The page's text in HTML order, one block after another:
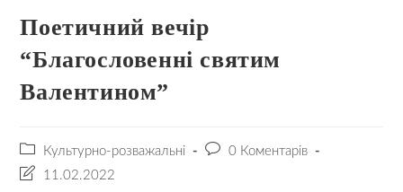
Поетичний вечір
“Благословенні святим
Валентином”
Культурно-розважальні
0 Коментарів
11.02.2022